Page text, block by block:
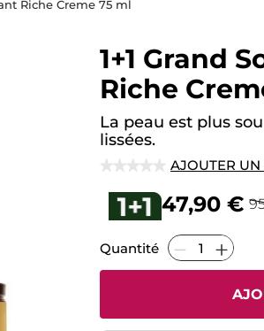
Riche Creme 75 ml
1+1 Grand
Riche
La peau est plus
lissées.
★★★★★
★★★★★
valeur
notation
Grand
Régénérant
ml
AJOUTER UN
47,90 €
Quantité